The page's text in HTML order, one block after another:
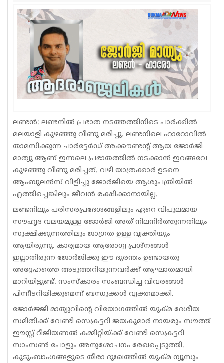
Sports
Classifieds
Gallery
ലണ്ടൻ: ലണ്ടനിൽ പ്രഭാത നടത്തത്തിനിടെ പാർക്കിൽ
മലയാളി കുഴഞ്ഞു വീണു മരിച്ചു. ലണ്ടനിലെ ഹാറോവില്‍
താമസിക്കുന്ന ചാര്‍ട്ടേര്‍ഡ് അക്കൗണ്ടന്റ് ആയ ജോര്‍ജി
മാത്യു ആണ് ഇന്നലെ പ്രഭാതത്തില്‍ നടക്കാന്‍ ഇറങ്ങവേ
കുഴഞ്ഞു വീണു മരിച്ചത്. വഴി യാത്രക്കാര്‍ ഉടനെ
ആംബുലന്‍സ് വിളിച്ചു ജോര്‍ജിയെ ആശുപത്രിയില്‍
എത്തിച്ചെങ്കിലും ജീവന്‍ രക്ഷിക്കാനായില്ല.
ലണ്ടനിലും പരിസരപ്രദേശങ്ങളിലും ഏറെ വിപുലമായ
സൗഹൃദ വലയമുള്ള ജോര്‍ജി അത് നിലനിര്‍ത്തുന്നതിലും
സൂക്ഷിക്കുന്നത്തിലും ജാഗ്രത ഉള്ള വ്യക്തിയും
ആയിരുന്നു. കാര്യമായ ആരോഗ്യ പ്രശ്‌നങ്ങള്‍
ഇല്ലാതിരുന്ന ജോര്‍ജിക്കു ഈ ദുരന്തം ഉണ്ടായതു
അദ്ദേഹത്തെ അടുത്തറിയുന്നവര്‍ക്ക് ആഘാതമായി
മാറിയിട്ടുണ്ട്. സംസ്‌കാരം സംബന്ധിച്ച വിവരങ്ങൾ
പിന്നീടറിയിക്കുമെന്ന് ബന്ധുക്കൾ വ്യക്തമാക്കി.
ജോർജ്ജി മാത്യുവിന്റെ വിയോഗത്തിൽ യുക്മ ദേശീയ
സമിതിക്ക് വേണ്ടി സെക്രട്ടറി ജയകുമാർ നായരും സൗത്ത്
ഈസ്റ്റ് റീജിയണൽ കമ്മിറ്റിയ്ക്ക് വേണ്ടി സെക്രട്ടറി
സാംസൺ പോളും അനുശോചനം രേഖപ്പെടുത്തി.
കുടുംബാംഗങ്ങളുടെ തീരാ ദുഃഖത്തിൽ യുക്മ ന്യൂസും